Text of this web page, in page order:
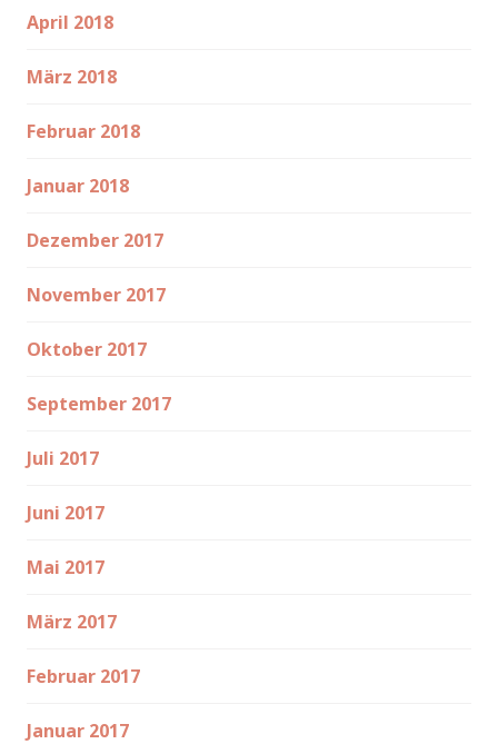
April 2018
März 2018
Februar 2018
Januar 2018
Dezember 2017
November 2017
Oktober 2017
September 2017
Juli 2017
Juni 2017
Mai 2017
März 2017
Februar 2017
Januar 2017